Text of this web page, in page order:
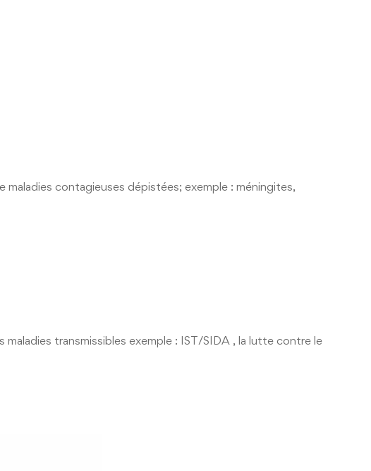
contagieuses dépistées; exemple : méningites,
transmissibles exemple : IST/SIDA , la lutte contre le